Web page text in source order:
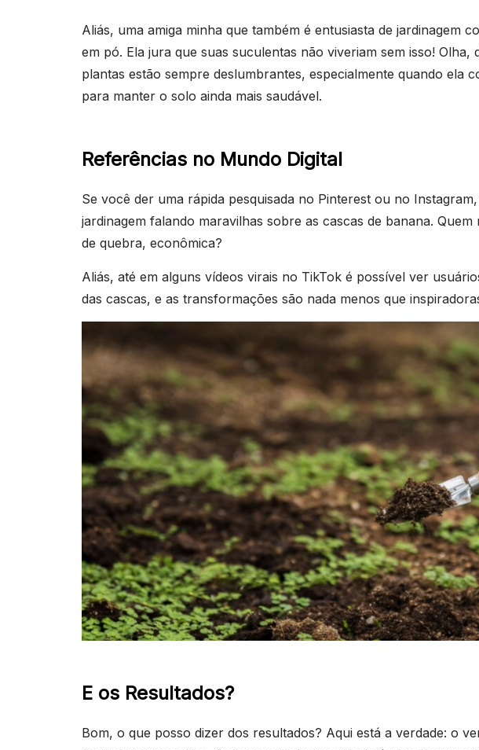
Aliás, uma amiga minha que também é entusiasta de jardinagem
em pó. Ela jura que suas suculentas não viveriam sem isso! Olha,
plantas estão sempre deslumbrantes, especialmente quando ela
para manter o solo ainda mais saudável.
Referências no Mundo Digital
Se você der uma rápida pesquisada no Pinterest ou no
jardinagem falando maravilhas sobre as cascas de banana.
de quebra, econômica?
Aliás, até em alguns vídeos virais no TikTok é possível ver
das cascas, e as transformações são nada menos que
E os Resultados?
Bom, o que posso dizer dos resultados? Aqui está a verdade: o